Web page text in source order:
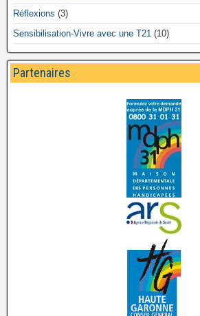
Réflexions (3)
Sensibilisation-Vivre avec une T21 (10)
Partenaires